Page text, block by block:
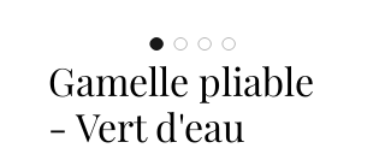
Gamelle pliable
- Vert d'eau